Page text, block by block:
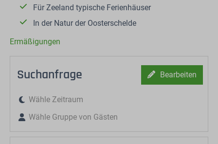
Für Zeeland typische Ferienhäuser
In der Natur der Oosterschelde
Ermäßigungen
Suchanfrage Bearbeiten
Wähle Zeitraum
Wähle Gruppe von Gästen